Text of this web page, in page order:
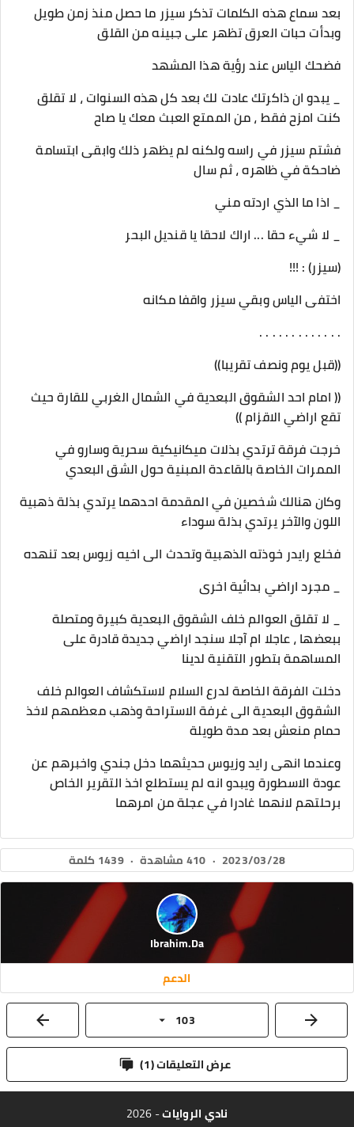
بعد سماع هذه الكلمات تذكر سيزر ما حصل منذ زمن طويل
وبدأت حبات العرق تظهر على جبينه من القلق
فضحك الياس عند رؤية هذا المشهد
_ يبدو ان ذاكرتك عادت لك بعد كل هذه السنوات ، لا تقلق
كنت امزح فقط ، من الممتع العبث معك يا صاح
فشتم سيزر في راسه ولكنه لم يظهر ذلك وابقى ابتسامة
ضاحكة في ظاهره ، ثم سال
_ اذا ما الذي اردته مني
_ لا شيء حقا ... اراك لاحقا يا قنديل البحر
(سيزر) : !!!
اختفى الياس وبقي سيزر واقفا مكانه
. . . . . . . . . . . . .
((قبل يوم ونصف تقريبا))
(( امام احد الشقوق البعدية في الشمال الغربي للقارة حيث
تقع اراضي الاقزام ))
خرجت فرقة ترتدي بذلات ميكانيكية سحرية وسارو في
الممرات الخاصة بالقاعدة المبنية حول الشق البعدي
وكان هنالك شخصين في المقدمة احدهما يرتدي بذلة ذهبية
اللون والآخر يرتدي بذلة سوداء
فخلع رايدر خوذته الذهبية وتحدث الى اخيه زيوس بعد تنهده
_ مجرد اراضي بدائية اخرى
_ لا تقلق العوالم خلف الشقوق البعدية كبيرة ومتصلة
ببعضها ، عاجلا ام آجلا سنجد اراضي جديدة قادرة على
المساهمة بتطور التقنية لدينا
دخلت الفرقة الخاصة لدرع السلام لاستكشاف العوالم خلف
الشقوق البعدية الى غرفة الاستراحة وذهب معظمهم لاخذ
حمام منعش بعد مدة طويلة
وعندما انهى رايد وزيوس حديثهما دخل جندي واخبرهم عن
عودة الاسطورة ويبدو انه لم يستطلع اخذ التقرير الخاص
برحلتهم لانهما غادرا في عجلة من امرهما
2023/03/28
· 410 مشاهدة · 1439 كلمة
Ibrahim.Da
الدعم
103
عرض التعليقات ( 1
)
نادي الروايات- 2026